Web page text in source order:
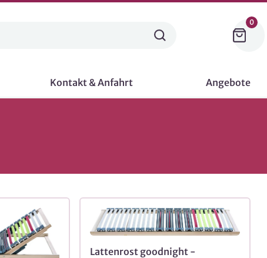
0
Kontakt & Anfahrt Angebote
Lattenrost goodnight -